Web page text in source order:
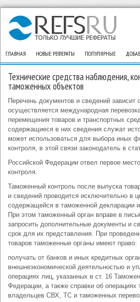
ГЛАВНАЯ НОВЫЕ РЕФЕРАТЫ ПОПУЛЯРНЫЕ
Технические средства наблюдения,
таможенных объектов
Перечень документов и сведений зависит
осуществляется международная
перемещения товаров и транспортных
содержащиеся в них сведения служат
может использоваться для выбора иных
контроля, в этой связи законодатель в
Российской Федерации отвел первое
контроля.
Таможенный контроль после выпуска
и сведений проводится исключительно в
содержащейся в таможенной декларации
При этом таможенный орган вправе в
запросить дополнительные документы и
срок для их представления. При
товаров таможенные органы имеют право:
получать от банков и иных кредитных
внешнеэкономической деятельностью и
операциях лиц, указанных в ст. 16
Федерации, а также справки об операциях
владельцев СВХ, ТС и таможенных